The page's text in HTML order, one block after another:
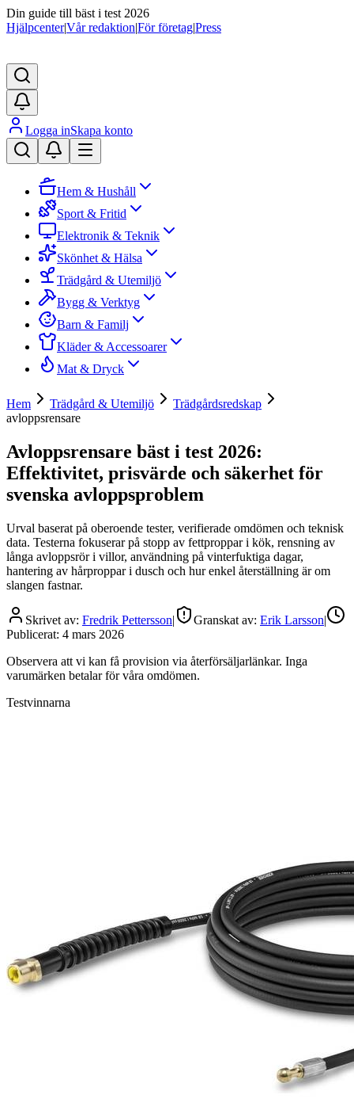
Din guide till bäst i test 2026
Hjälpcenter|Vår redaktion|För företag|Press
Logga inSkapa konto
Hem & Hushåll
Sport & Fritid
Elektronik & Teknik
Skönhet & Hälsa
Trädgård & Utemiljö
Bygg & Verktyg
Barn & Familj
Kläder & Accessoarer
Mat & Dryck
Hem Trädgård & Utemiljö
Trädgårdsredskap
avloppsrensare
Avloppsrensare bäst i test 2026:
Effektivitet, prisvärde och säkerhet för
svenska avloppsproblem
Urval baserat på oberoende tester, verifierade omdömen och teknisk
data. Testerna fokuserar på stopp av fettproppar i kök, rensning av
långa avloppsrör i villor, användning på vinterfuktiga dagar,
hantering av hårproppar i dusch och hur enkel återställning är om
slangen fastnar.
Skrivet av: Fredrik Pettersson| Granskat av: Erik Larsson|
Publicerat: 4 mars 2026
Observera att vi kan få provision via återförsäljarlänkar. Inga
varumärken betalar för våra omdömen.
Testvinnarna